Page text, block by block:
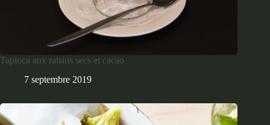
Tapioca aux raisins secs et cacao
7 septembre 2019